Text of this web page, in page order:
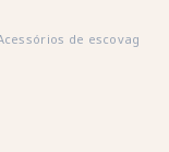
de escovagem